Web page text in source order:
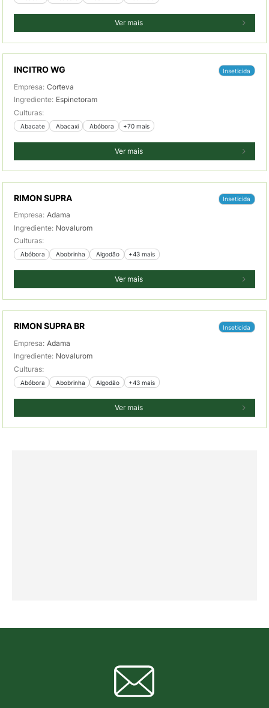
Ver mais
INCITRO WG Inseticida
Empresa: Corteva
Ingrediente: Espinetoram
Culturas:
Abacate Abacaxi Abóbora +70 mais
Ver mais
RIMON SUPRA Inseticida
Empresa: Adama
Ingrediente: Novalurom
Culturas:
Abóbora Abobrinha Algodão +43 mais
Ver mais
RIMON SUPRA BR Inseticida
Empresa: Adama
Ingrediente: Novalurom
Culturas:
Abóbora Abobrinha Algodão +43 mais
Ver mais